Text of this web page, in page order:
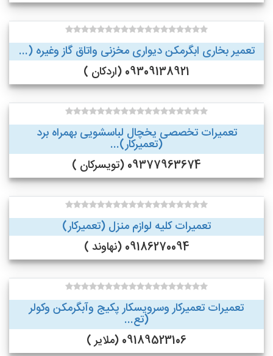
تعمیر بخاری ابگرمکن دیواری مخزنی واتاق گاز وغیره (...
09309138921 (اردکان )
تعمیرات تخصصی یخچال لباسشویی بهمراه برد
(تعمیرکار)...
09377963674 (تویسرکان )
تعمیرات کلیه لوازم منزل (تعمیرکار)
09186270094 (نهاوند )
تعمیرات تعمیرکار وسرویسکار پکیج وآبگرمکن وکولر
(تع...
09189523106 (ملایر )